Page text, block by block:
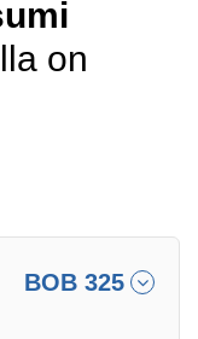
on
BOB 325